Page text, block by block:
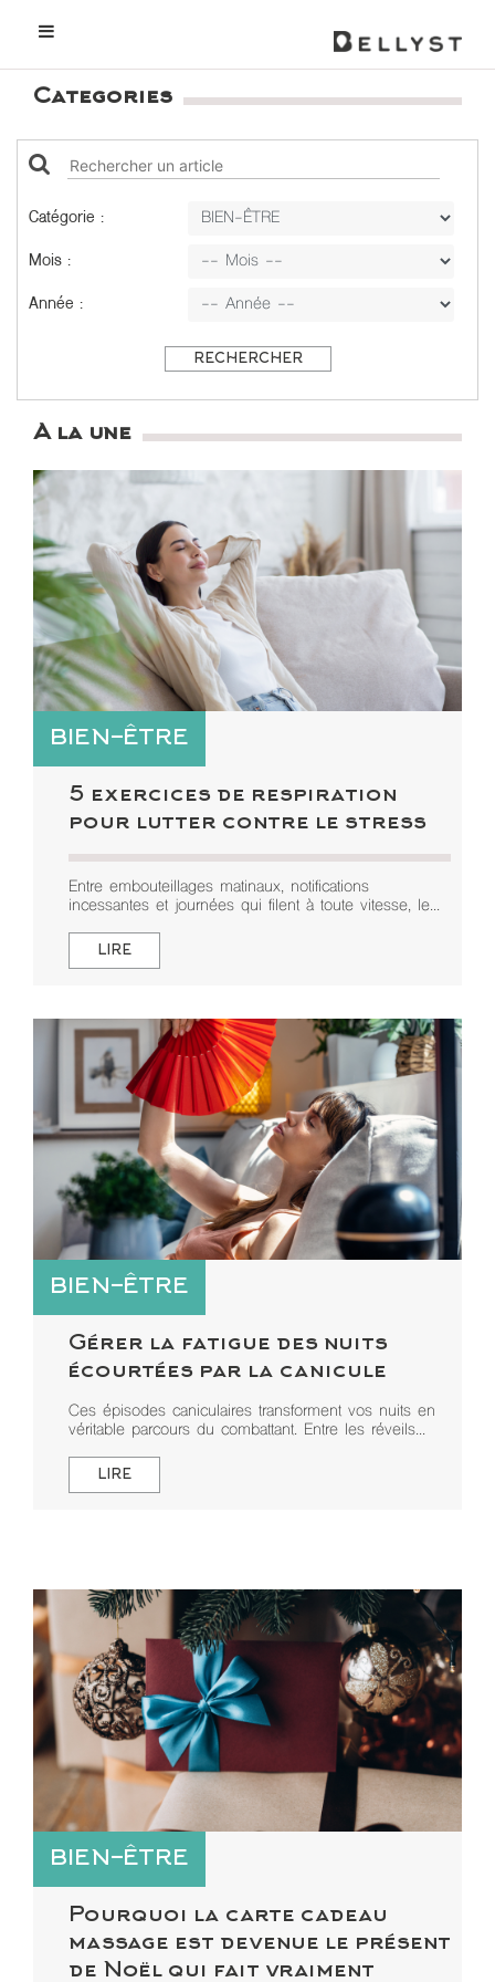
Categories
Catégorie :
Mois :
Année :
RECHERCHER
A la une
BIEN-ÊTRE
5 exercices de respiration
pour lutter contre le stress
Entre embouteillages matinaux, notifications
incessantes et journées qui filent à toute vitesse, le...
LIRE
BIEN-ÊTRE
Gérer la fatigue des nuits
écourtées par la canicule
Ces épisodes caniculaires transforment vos nuits en
véritable parcours du combattant. Entre les réveils...
LIRE
BIEN-ÊTRE
Pourquoi la carte cadeau
massage est devenue le présent
de Noël qui fait vraiment